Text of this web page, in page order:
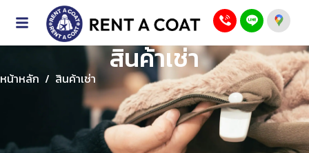
สินค้าเช่า
หน้าหลัก / สินค้าเช่า